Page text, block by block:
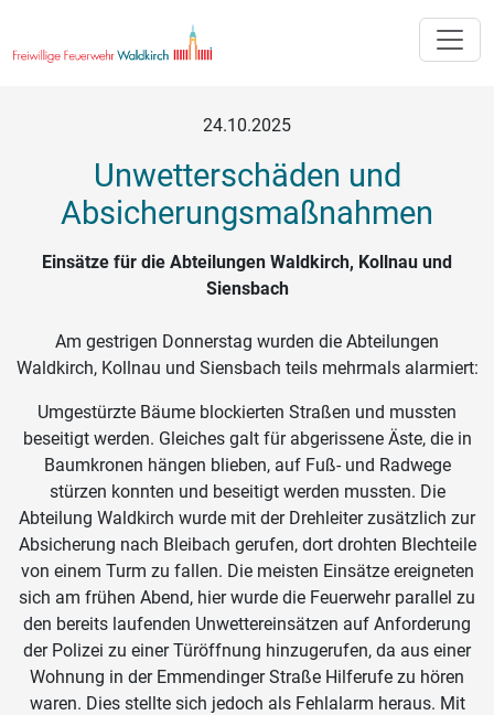
24.10.2025
Unwetterschäden und
Absicherungsmaßnahmen
Einsätze für die Abteilungen Waldkirch, Kollnau und
Siensbach
Am gestrigen Donnerstag wurden die Abteilungen
Waldkirch, Kollnau und Siensbach teils mehrmals alarmiert:
Umgestürzte Bäume blockierten Straßen und mussten
beseitigt werden. Gleiches galt für abgerissene Äste, die in
Baumkronen hängen blieben, auf Fuß- und Radwege
stürzen konnten und beseitigt werden mussten. Die
Abteilung Waldkirch wurde mit der Drehleiter zusätzlich zur
Absicherung nach Bleibach gerufen, dort drohten Blechteile
von einem Turm zu fallen. Die meisten Einsätze ereigneten
sich am frühen Abend, hier wurde die Feuerwehr parallel zu
den bereits laufenden Unwettereinsätzen auf Anforderung
der Polizei zu einer Türöffnung hinzugerufen, da aus einer
Wohnung in der Emmendinger Straße Hilferufe zu hören
waren. Dies stellte sich jedoch als Fehlalarm heraus. Mit